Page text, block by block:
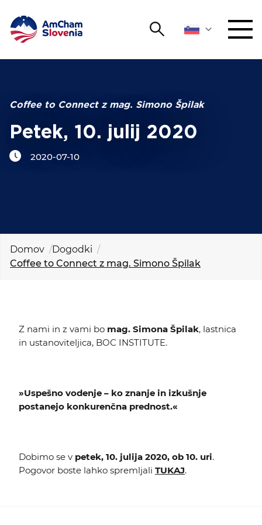
Išči
ZAGOVORNIŠTVO
AmChamYOUNG
O NAS
KOLEDAR DOGODKOV
KONTAKT
Coffee to Connect z mag. Simono Špilak
Petek, 10. julij 2020
2020-07-10
Domov
Dogodki
Coffee to Connect z mag. Simono Špilak
Z nami in z vami bo mag. Simona Špilak, lastnica
in ustanoviteljica, BOC INSTITUTE.
»Uspešno vodenje – ko znanje in izkušnje
postanejo konkurenčna prednost.«
Dobimo se v petek, 10. julija 2020, ob 10. uri.
Pogovor boste lahko spremljali TUKAJ.